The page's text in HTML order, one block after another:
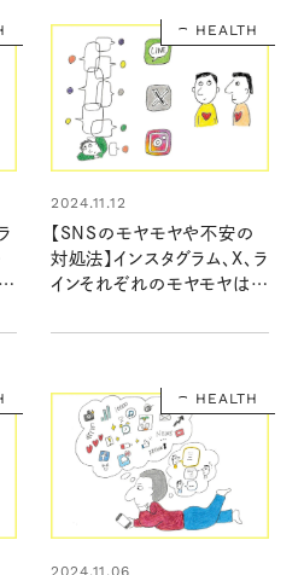
HEALTH
2024.11.12
【SNSのモヤモヤや不安の
対処法】インスタグラム、X、ラ
インそれぞれのモヤモヤはこ
HEALTH
2024.11.06